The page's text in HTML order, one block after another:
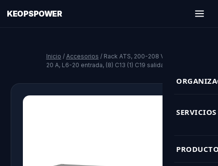
KEOPSPOWER
SERVICIOS
Inicio / Accesorios / Rack ATS, 200-208 V,
20 A, L6-20 entrada, (8) C13 (1) C19 salida